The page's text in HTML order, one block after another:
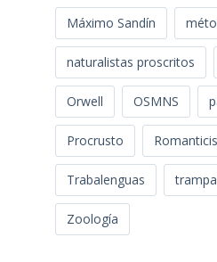
Máximo Sandín
naturalistas proscritos
Orwell OSMNS
Procrusto
Trabalenguas
Zoología